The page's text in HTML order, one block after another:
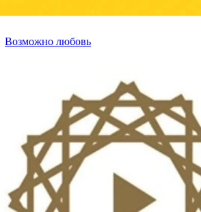
Возможно любовь